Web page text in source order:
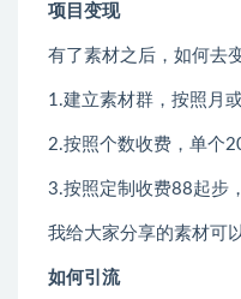
项目变现
有了素材之后，如何去
1.建立素材群，按照月
2.按照个数收费，单个
3.按照定制收费88起步
我给大家分享的素材可
如何引流